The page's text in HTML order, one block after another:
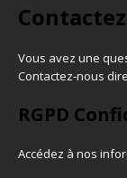
Vous avez une
Contactez-nous
RGPD
Accédez à nos